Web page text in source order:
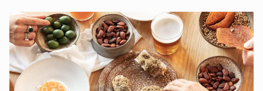
Kategorier:Restauranger, Restauranger på Östermalm